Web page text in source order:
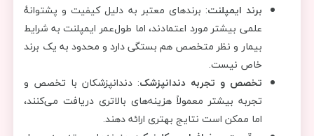
برند ایمپلنت: برندهای معتبر به دلیل کیفیت و پشتوانهٔ
علمی بیشتر مورد اعتمادند، اما طول‌عمر ایمپلنت به شرایط
بیمار و نظر متخصص هم بستگی دارد و محدود به یک برند
خاص نیست.
تخصص و تجربه دندانپزشک: دندانپزشکان با تخصص و
تجربه بیشتر معمولاً هزینه‌های بالاتری دریافت می‌کنند،
اما ممکن است نتایج بهتری ارائه دهند.